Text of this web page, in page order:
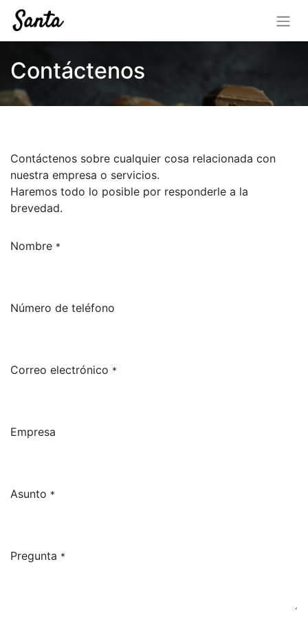
Contáctenos
Contáctenos sobre cualquier cosa relacionada con
nuestra empresa o servicios.
Haremos todo lo posible por responderle a la
brevedad.
Nombre *
Número de teléfono
Correo electrónico *
Empresa
Asunto *
Pregunta *